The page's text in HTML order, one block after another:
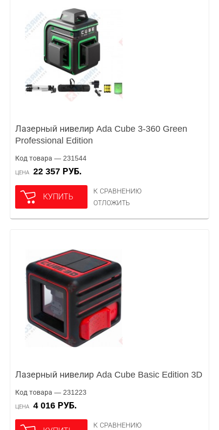
Лазерный нивелир Ada Cube 3-360 Green
Professional Edition
Код товара — 231544
ЦЕНА 22 357 РУБ.
КУПИТЬ
К СРАВНЕНИЮ
ОТЛОЖИТЬ
Лазерный нивелир Ada Cube Basic Edition 3D
Код товара — 231223
ЦЕНА 4 016 РУБ.
К СРАВНЕНИЮ